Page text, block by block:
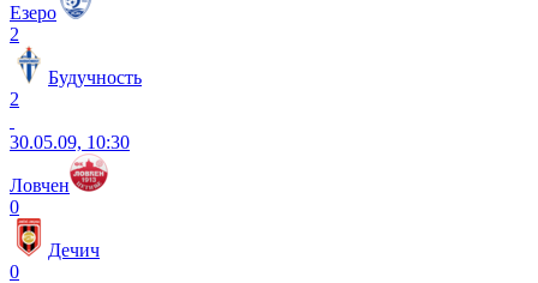
Езеро
2
Будучность
2
30.05.09, 10:30
Ловчен
0
Дечич
0